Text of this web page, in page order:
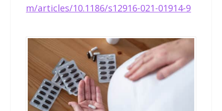
m/articles/10.1186/s12916-021-01914-9